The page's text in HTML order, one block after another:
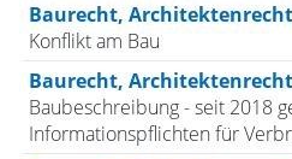
Baurecht, Architektenrecht
Konflikt am Bau
Baurecht, Architektenrecht
Baubeschreibung - seit 2018
Informationspflichten für